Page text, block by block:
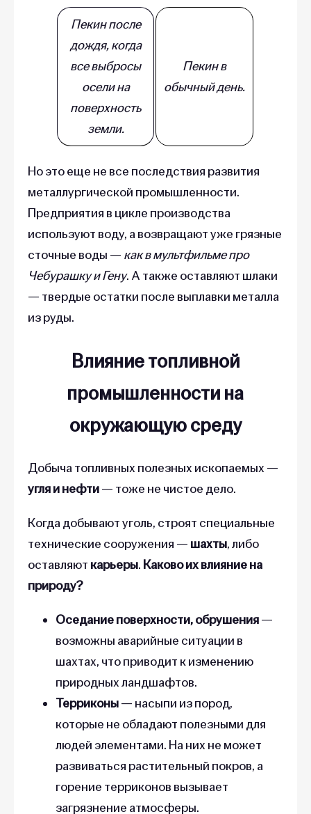
Пекин после
дождя, когда
все выбросы
осели на
поверхность
земли.
Пекин в
обычный день.
Но это еще не все последствия развития
металлургической промышленности.
Предприятия в цикле производства
используют воду, а возвращают уже грязные
сточные воды — как в мультфильме про
Чебурашку и Гену. А также оставляют шлаки
— твердые остатки после выплавки металла
из руды.
Влияние топливной
промышленности на
окружающую среду
Добыча топливных полезных ископаемых —
угля и нефти— тоже не чистое дело.
Когда добывают уголь, строят специальные
технические сооружения — шахты, либо
оставляют карьеры. Каково их влияние на
природу?
Оседание поверхности, обрушения—
возможны аварийные ситуации в
шахтах, что приводит к изменению
природных ландшафтов.
Терриконы— насыпи из пород,
которые не обладают полезными для
людей элементами. На них не может
развиваться растительный покров, а
горение терриконов вызывает
загрязнение атмосферы.